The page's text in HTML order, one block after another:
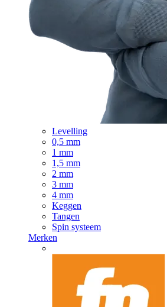
Levelling
0,5 mm
1 mm
1,5 mm
2 mm
3 mm
4 mm
Keggen
Tangen
Spin systeem
Merken